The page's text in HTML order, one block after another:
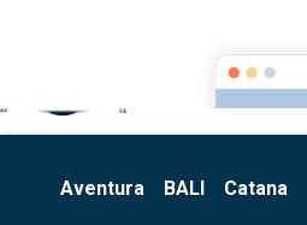
Multihull
Aventura BALI Catana